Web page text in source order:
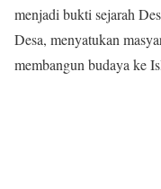
menjadi bukti sejarah
Desa, menyatukan
membangun budaya ke